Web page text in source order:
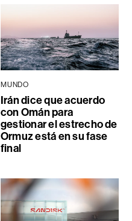
MUNDO
Irán dice que acuerdo
con Omán para
gestionar el estrecho de
Ormuz está en su fase
final